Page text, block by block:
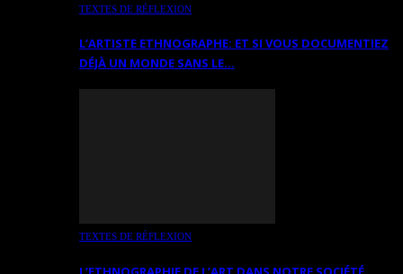
TEXTES DE RÉFLEXION
L’ARTISTE ETHNOGRAPHE: ET SI VOUS DOCUMENTIEZ
DÉJÀ UN MONDE SANS LE…
TEXTES DE RÉFLEXION